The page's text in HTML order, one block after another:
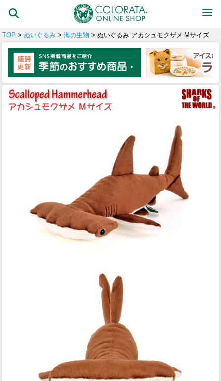
TOP > ぬいぐるみ > 海の生物 > ぬいぐるみ アカシュモクザメ Mサイズ